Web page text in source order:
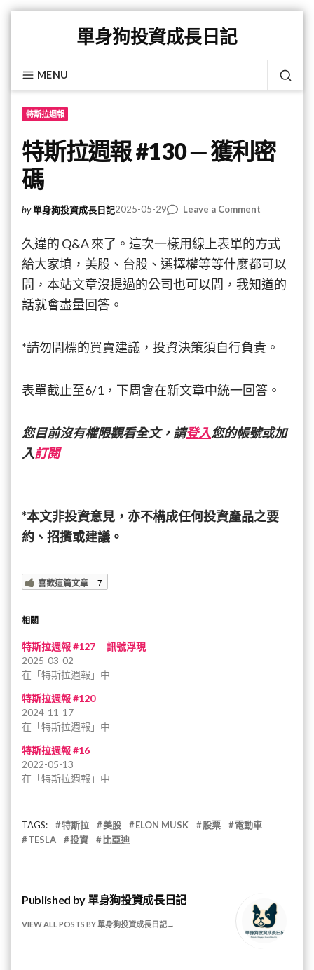
content
單身狗投資成長日記
MENU
特斯拉週報
特斯拉週報 #130 ─ 獲利密
碼
by 單身狗投資成長日記2025-05-29 Leave a Commenton
斯
拉
週
報
利
密
久違的 Q&A 來了。這次一樣用線上表單的方式
給大家填，美股、台股、選擇權等等什麼都可以
問，本站文章沒提過的公司也可以問，我知道的
話就會盡量回答。
*請勿問標的買賣建議，投資決策須自行負責。
表單截止至6/1，下周會在新文章中統一回答。
您目前沒有權限觀看全文，請登入您的帳號或加
入訂閱
*本文非投資意見，亦不構成任何投資產品之要
約、招攬或建議。
喜歡這篇文章 7
相關
特斯拉週報 #127 ─ 訊號浮現
2025-03-02
在「特斯拉週報」中
特斯拉週報 #120
2024-11-17
在「特斯拉週報」中
特斯拉週報 #16
2022-05-13
在「特斯拉週報」中
TAGS: 特斯拉 美股 ELON MUSK 股票
電動車
TESLA
投資 比亞迪
Published by 單身狗投資成長日記
VIEW ALL POSTS BY 單身狗投資成長日記